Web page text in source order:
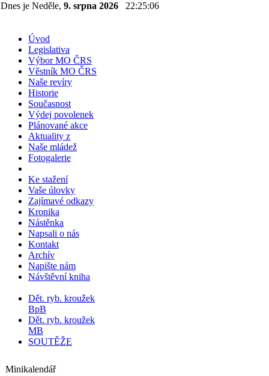
Dnes je Neděle, 9. srpna 2026 22:25:07
Úvod
Legislativa
Výbor MO ČRS
Věstník MO ČRS
Naše revíry
Historie
Současnost
Výdej povolenek
Plánované akce
Aktuality z
Naše mládež
Fotogalerie
Ke stažení
Vaše úlovky
Zajímavé odkazy
Kronika
Nástěnka
Napsali o nás
Kontakt
Archív
Napište nám
Návštěvní kniha
Dět. ryb. kroužek
BpB
Dět. ryb. kroužek
MB
SOUTĚŽE
Minikalendář